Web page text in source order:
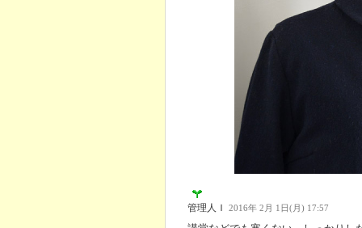
管理人Ｉ 2016年 2月 1日(月) 17:57